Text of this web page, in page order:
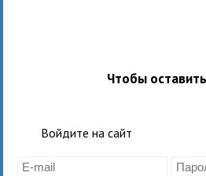
Чтобы
Войдите на сайт